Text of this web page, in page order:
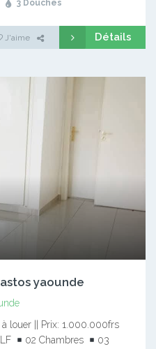
3 Douches
J'aime Détails
yaounde
louer || Prix: 1.000.000frs
02 Chambres
03